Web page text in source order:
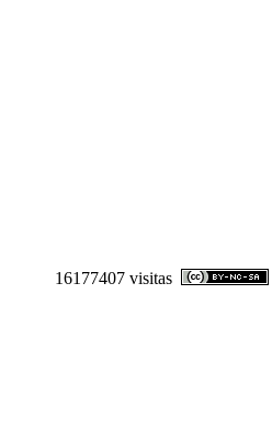
16177407 visitas